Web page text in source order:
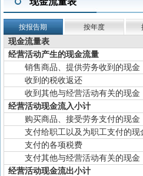
按报告期 按年度
现金流量表
经营活动产生的现金流量
销售商品、提供劳务收到的现金
收到的税收返还
收到其他与经营活动有关的现金
经营活动现金流入小计
购买商品、接受劳务支付的现金
支付给职工以及为职工支付的现
支付的各项税费
支付其他与经营活动有关的现金
经营活动现金流出小计